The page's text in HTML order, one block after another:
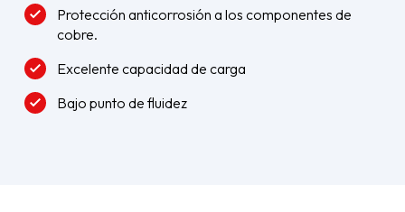
Protección anticorrosión a los componentes de
cobre.
Excelente capacidad de carga
Bajo punto de fluidez